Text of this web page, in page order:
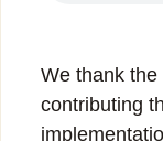
We thank
contributing